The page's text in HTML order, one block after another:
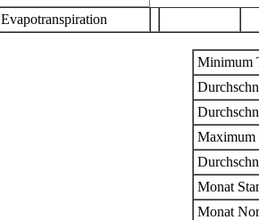
Evapotranspiration
Minimum
Maximum
Monat
Monat